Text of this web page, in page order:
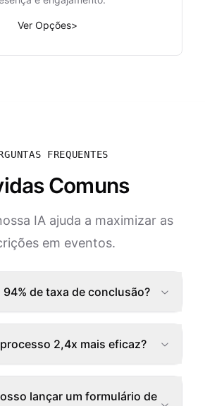
Ver Opções>
FREQUENTES
Comuns
IA ajuda a maximizar as
em eventos.
de taxa de conclusão?
2,4x mais eficaz?
lançar um formulário de